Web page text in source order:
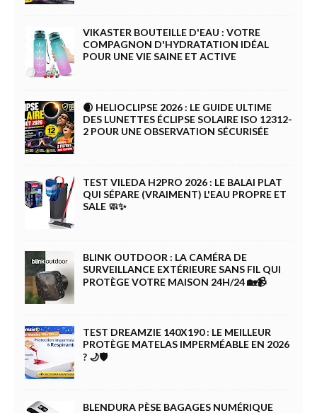
VIKASTER BOUTEILLE D'EAU : VOTRE
COMPAGNON D'HYDRATATION IDÉAL
POUR UNE VIE SAINE ET ACTIVE
🌒 HELIOCLIPSE 2026 : LE GUIDE ULTIME
DES LUNETTES ÉCLIPSE SOLAIRE ISO 12312-
2 POUR UNE OBSERVATION SÉCURISÉE
TEST VILEDA H2PRO 2026 : LE BALAI PLAT
QUI SÉPARE (VRAIMENT) L'EAU PROPRE ET
SALE 🧼✨
BLINK OUTDOOR : LA CAMÉRA DE
SURVEILLANCE EXTÉRIEURE SANS FIL QUI
PROTÈGE VOTRE MAISON 24H/24 🏡📹
TEST DREAMZIE 140X190 : LE MEILLEUR
PROTÈGE MATELAS IMPERMÉABLE EN 2026
? 🌙🛡️
BLENDURA PÈSE BAGAGES NUMÉRIQUE